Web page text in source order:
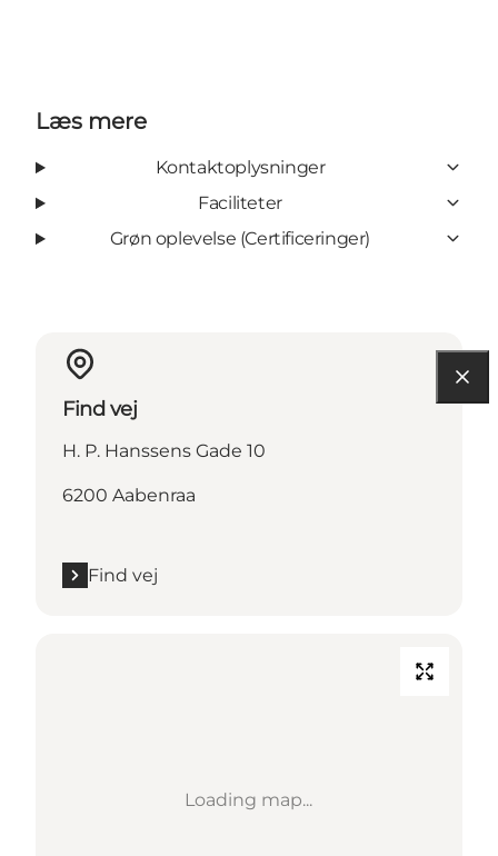
Læs mere
Kontaktoplysninger
Faciliteter
Grøn oplevelse (Certificeringer)
Find vej
H. P. Hanssens Gade 10
6200 Aabenraa
Find vej
Loading map...